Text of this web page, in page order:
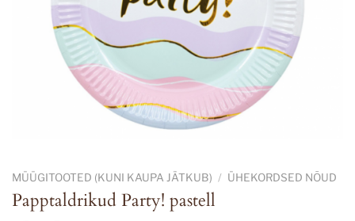
MÜÜGITOOTED (KUNI KAUPA JÄTKUB) / ÜHEKORDSED NÕUD
Papptaldrikud Party! pastell